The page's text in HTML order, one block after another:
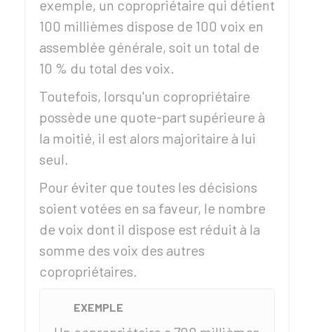
exemple, un copropriétaire qui détient
100 millièmes dispose de 100 voix en
assemblée générale, soit un total de
10 % du total des voix.
Toutefois, lorsqu'un copropriétaire
possède une quote-part supérieure à
la moitié, il est alors majoritaire à lui
seul.
Pour éviter que toutes les décisions
soient votées en sa faveur, le nombre
de voix dont il dispose est réduit à la
somme des voix des autres
copropriétaires.
EXEMPLE